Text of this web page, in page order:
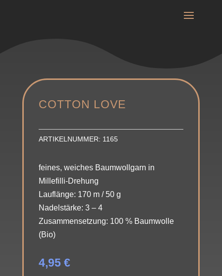
COTTON LOVE
ARTIKELNUMMER: 1165
feines, weiches Baumwollgarn in
Millefilli-Drehung
Lauflänge: 170 m / 50 g
Nadelstärke: 3 – 4
Zusammensetzung: 100 % Baumwolle
(Bio)
4,95 €